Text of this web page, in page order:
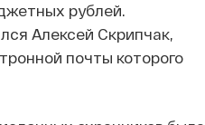
рублей.
Алексей Скрипчак,
почты которого